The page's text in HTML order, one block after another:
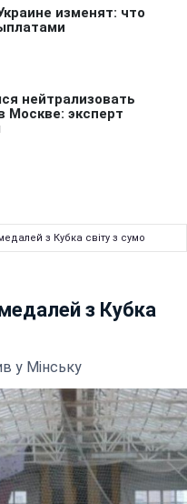
з Кубка світу з сумо
з Кубка
у Мінську